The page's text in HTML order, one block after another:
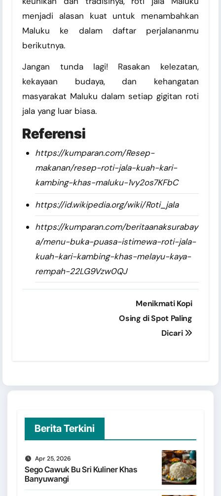
menjadi alasan kuat untuk menambahkan
Maluku ke dalam daftar perjalananmu
berikutnya.
Jangan tunda lagi! Rasakan kelezatan,
kekayaan budaya, dan kehangatan
masyarakat Maluku dalam setiap gigitan roti
jala yang luar biasa.
Referensi
https://kumparan.com/Resep-
makanan/resep-roti-jala-kuah-kari-
kambing-khas-maluku-1vy2os7KFbC
https://id.wikipedia.org/wiki/Roti_jala
https://kumparan.com/beritaanaksurabay
a/menu-buka-puasa-istimewa-roti-jala-
kuah-kari-kambing-khas-melayu-kaya-
rempah-22LG9Vzw0QJ
Menikmati Kopi
Osing di Spot Paling
Dicari
Berita Terkini
Apr 25, 2026
Sego Cawuk Bu Sri Kuliner Khas
Banyuwangi